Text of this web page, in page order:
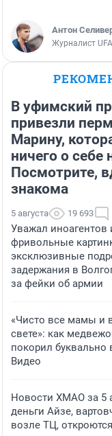
Антон
Журналист
В уфимский
привезли
Марину,
ничего о себе
Посмотрите,
знакома
5 августа 19 693
Уважал иноагентов
фривольные
эксклюзивные
задержания в
за фейки об армии
«Чисто все мамы и
свете»: как
покорил буквально
Видео
Новости ХМАО за 5
деньги Айзе,
возле ТЦ,